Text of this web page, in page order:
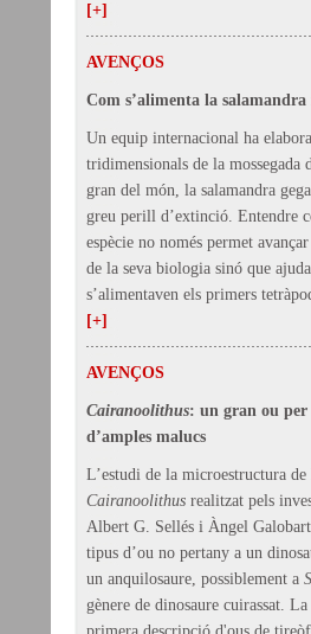
[+]
AVENÇOS
Com s’alimenta la
Un equip internacional ha
tridimensionals de la mossegada
gran del món, la salamandra
greu perill d’extinció. Entendre
espècie no només permet
de la seva biologia sinó que
s’alimentaven els primers
[+]
AVENÇOS
Cairanoolithus: un gran ou
d’amples malucs
L’estudi de la microestructura de
Cairanoolithus realitzat pels
Albert G. Sellés i Àngel Galobart
tipus d’ou no pertany a un
un anquilosaure, possiblement a
gènere de dinosaure cuirassat.